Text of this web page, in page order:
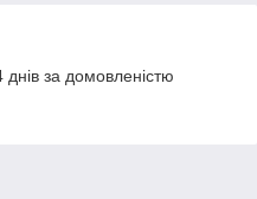
за домовленістю